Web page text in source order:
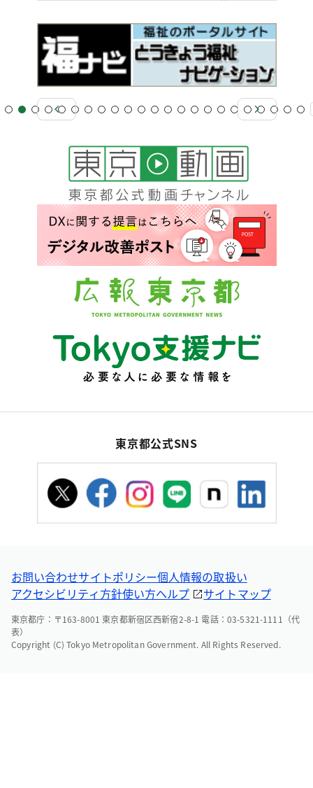
東京都公式SNS
お問い合わせサイトポリシー個人情報の取扱い
アクセシビリティ方針使い方ヘルプ サイトマップ
東京都庁：〒163-8001 東京都新宿区西新宿2-8-1 電話：03-5321-1111（代
表）
Copyright (C) Tokyo Metropolitan Government. All Rights Reserved.